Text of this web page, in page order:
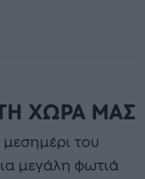
ΧΩΡΑ ΜΑΣ
του
μεγάλη φωτιά